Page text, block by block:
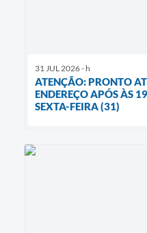
31 JUL 2026 - h
ATENÇÃO: PRONTO
ENDEREÇO APÓS ÀS
SEXTA-FEIRA (31)